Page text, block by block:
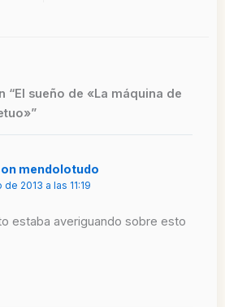
“El sueño de «La máquina de
mendolotudo
de 2013 a las 11:19
estaba averiguando sobre esto